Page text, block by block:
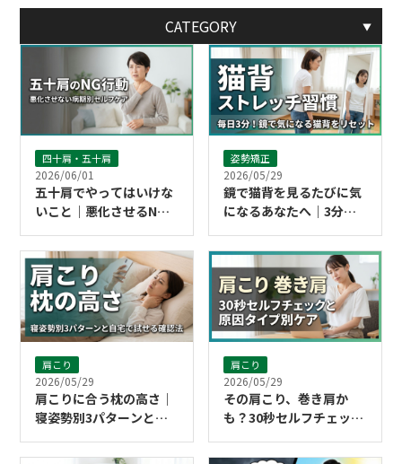
四十肩・五十肩
2026/06/01
五十肩でやってはいけな
いこと｜悪化させるNG
ケア
姿勢矯正
2026/05/29
鏡で猫背を見るたびに気
になるあなたへ｜3分で
肩こり
2026/05/29
肩こりに合う枕の高さ｜
寝姿勢別3パターンと自
肩こり
2026/05/29
その肩こり、巻き肩か
も？30秒セルフチェック
CATEGORY ▼